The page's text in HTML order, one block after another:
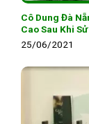
Cô Dung Đà
Cao Sau Khi
25/06/2021